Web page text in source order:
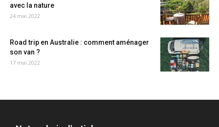
avec la nature
24 mai 2022
Road trip en Australie : comment aménager
son van ?
17 mai 2022